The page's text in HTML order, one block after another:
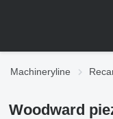
Machineryline
Woodward